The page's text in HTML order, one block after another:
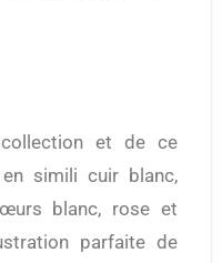
simili cuir blanc,
blanc, rose et
parfaite de